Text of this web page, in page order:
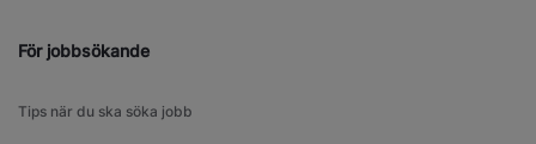
För jobbsökande
Tips när du ska söka jobb